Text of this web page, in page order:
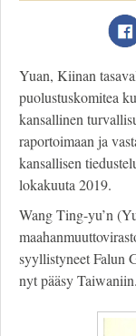
Yuan, Kiinan
puolustuskomitea
kansallinen
raportoimaan ja
kansallisen
lokakuuta 2019.
Wang Ting-yu’n
syyllistyneet Falun
nyt pääsy Taiwaniin.